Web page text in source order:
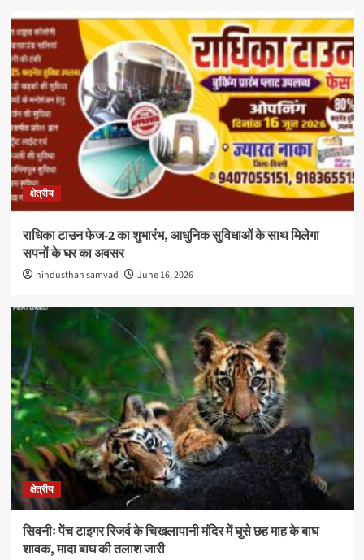
क्षेत्रीय
राधिका टाउन फेज-2 का शुभारंभ, आधुनिक सुविधाओं के साथ मिलेगा
सपनों के घर का अवसर
hindusthan samvad June 16, 2026
क्षेत्रीय
सिवनीः पेंच टाइगर रिजर्व के चिखलापानी मंदिर में घुसे छह माह के बाघ
शावक, मादा बाघ की तलाश जारी